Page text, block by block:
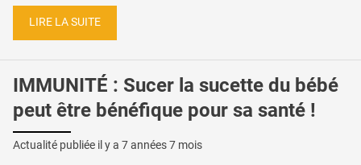
LIRE LA SUITE
IMMUNITÉ : Sucer la sucette du bébé
peut être bénéfique pour sa santé !
Actualité publiée il y a 7 années 7 mois